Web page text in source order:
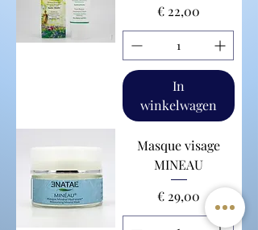
Prijs
€ 22,00
In
winkelwagen
Masque visage
MINEAU
Prijs
€ 29,00